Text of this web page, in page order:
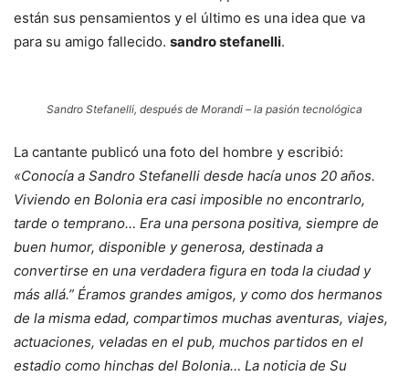
están sus pensamientos y el último es una idea que va
para su amigo fallecido. sandro stefanelli.
Sandro Stefanelli, después de Morandi – la pasión tecnológica
La cantante publicó una foto del hombre y escribió:
«Conocía a Sandro Stefanelli desde hacía unos 20 años.
Viviendo en Bolonia era casi imposible no encontrarlo,
tarde o temprano… Era una persona positiva, siempre de
buen humor, disponible y generosa, destinada a
convertirse en una verdadera figura en toda la ciudad y
más allá.” Éramos grandes amigos, y como dos hermanos
de la misma edad, compartimos muchas aventuras, viajes,
actuaciones, veladas en el pub, muchos partidos en el
estadio como hinchas del Bolonia… La noticia de Su